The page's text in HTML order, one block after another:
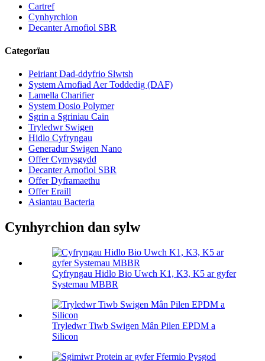
Cartref
Cynhyrchion
Decanter Arnofiol SBR
Categorïau
Peiriant Dad-ddyfrio Slwtsh
System Arnofiad Aer Toddedig (DAF)
Lamella Charifier
System Dosio Polymer
Sgrin a Sgriniau Cain
Tryledwr Swigen
Hidlo Cyfryngau
Generadur Swigen Nano
Offer Cymysgydd
Decanter Arnofiol SBR
Offer Dyframaethu
Offer Eraill
Asiantau Bacteria
Cynhyrchion dan sylw
Cyfryngau Hidlo Bio Uwch K1, K3, K5 ar gyfer
Systemau MBBR
Tryledwr Tiwb Swigen Mân Pilen EPDM a
Silicon